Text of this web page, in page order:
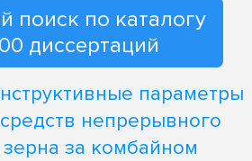
поиск по каталогу
диссертаций
параметры
непрерывного
за комбайном